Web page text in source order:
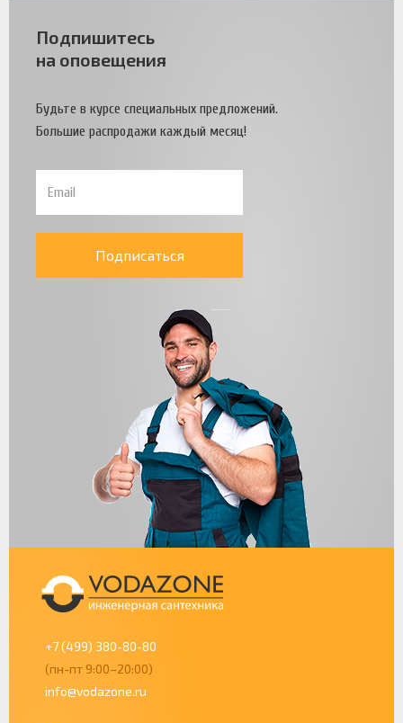
Подпишитесь
на оповещения
Будьте в курсе специальных предложений.
Большие распродажи каждый месяц!
Подписаться
+7 (499) 380-80-80
(пн-пт 9:00–20:00)
info@vodazone.ru